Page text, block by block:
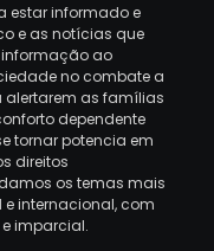
estar informado e
e as notícias que
ao
no combate a
alertarem as famílias
dependente
tornar potencia em
direitos
os temas mais
internacional, com
imparcial.